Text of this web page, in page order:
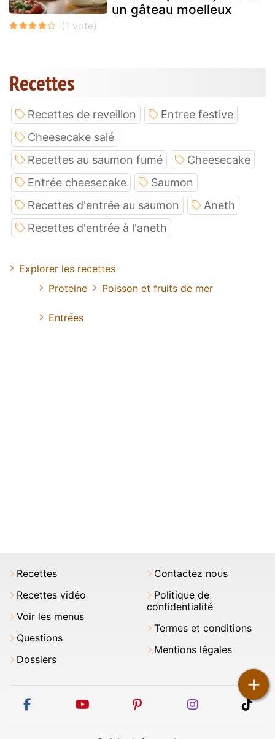
+
un gâteau moelleux
Recettes
Recettes de reveillon
Entree festive
Cheesecake salé
Recettes au saumon fumé
Cheesecake
Entrée cheesecake
Saumon
Recettes d'entrée au saumon
Aneth
Recettes d'entrée à l'aneth
Explorer les recettes
Proteine
Poisson et fruits de mer
Entrées
Recettes
Recettes vidéo
Voir les menus
Questions
Dossiers
Contactez nous
Politique de
confidentialité
Termes et conditions
Mentions légales
facebook youtube pinterest instagram